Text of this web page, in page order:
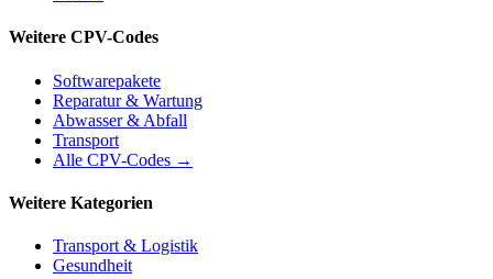
Weitere CPV-Codes
Softwarepakete
Reparatur & Wartung
Abwasser & Abfall
Transport
Alle CPV-Codes →
Weitere Kategorien
Transport & Logistik
Gesundheit